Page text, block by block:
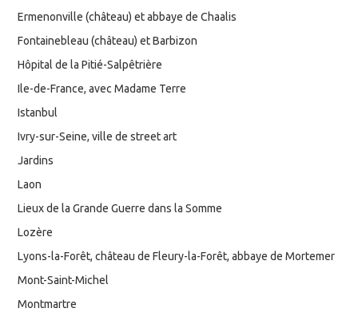
Ermenonville (château) et abbaye de Chaalis
Fontainebleau (château) et Barbizon
Hôpital de la Pitié-Salpêtrière
Ile-de-France, avec Madame Terre
Istanbul
Ivry-sur-Seine, ville de street art
Jardins
Laon
Lieux de la Grande Guerre dans la Somme
Lozère
Lyons-la-Forêt, château de Fleury-la-Forêt, abbaye de Mortemer
Mont-Saint-Michel
Montmartre